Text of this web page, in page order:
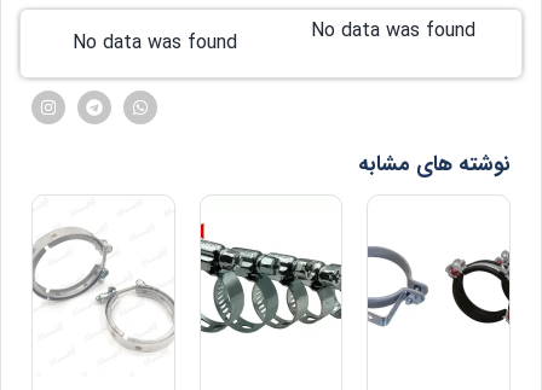
No data was found
No data was found
نوشته های مشابه